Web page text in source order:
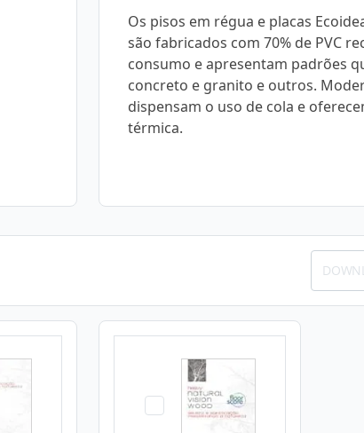
Os pisos em régua e placas
são fabricados com 70% de PVC
consumo e apresentam padrões
concreto e granito e outros.
dispensam o uso de cola e
térmica.